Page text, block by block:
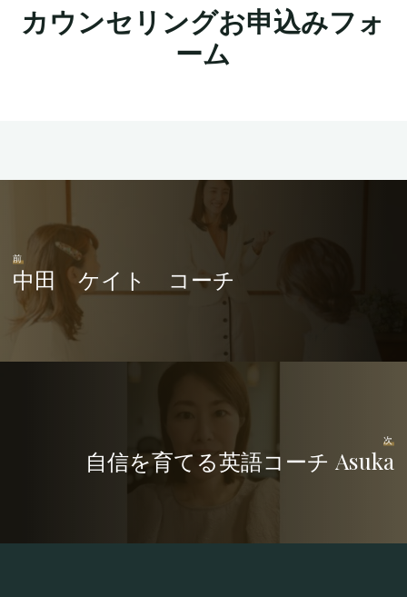
カウンセリングお申込みフォ
ーム
前
中田 ケイト コーチ
次
自信を育てる英語コーチ Asuka